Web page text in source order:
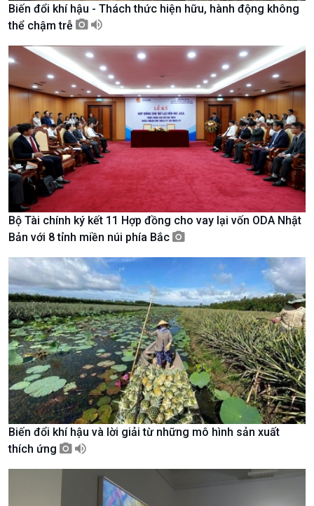
Chuyển đổi Xanh
Tài nguyên và Môi trường
Chuyên gia của bạn
Xã hội chuyển động
Bước chân đến trường
Sống chung với biến đổi
Văn hoá & Du lịch
Tin Văn hoá & Du lịch
Chát với người nổi tiếng
Câu chuyện Thể thao
Multimedia
Ảnh
Video
Infographic
E-Magazine
Biến đổi khí hậu - Thách thức hiện hữu, hành động không
thể chậm trễ
Bộ Tài chính ký kết 11 Hợp đồng cho vay lại vốn ODA Nhật
Bản với 8 tỉnh miền núi phía Bắc
Biến đổi khí hậu và lời giải từ những mô hình sản xuất
thích ứng